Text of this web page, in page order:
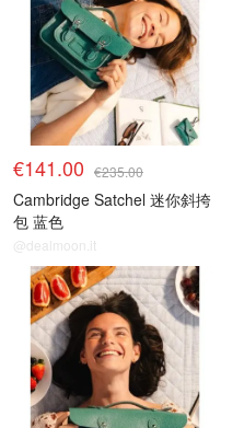
€141.00 €235.00
Cambridge Satchel 迷你斜挎
包 蓝色
@dealmoon.it